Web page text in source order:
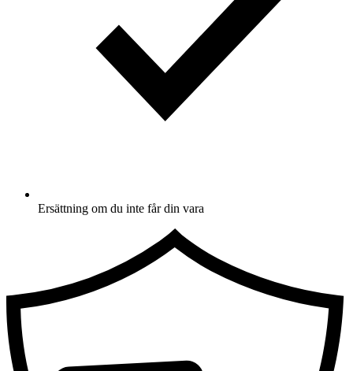
Ersättning om du inte får din vara